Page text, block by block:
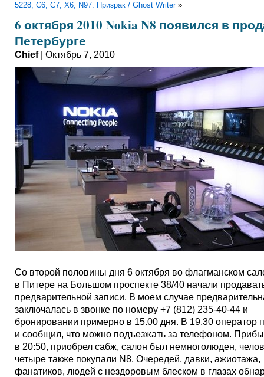
5228, C6, C7, X6, N97: Призрак / Ghost Writer»
6 октября 2010 Nokia N8 появился в
Петербурге
Chief| Октябрь 7, 2010
Со второй половины дня 6 октября во флагманском
в Питере на Большом проспекте 38/40 начали
предварительной записи. В моем случае
заключалась в звонке по номеру +7 (812) 235-40-44 и
бронировании примерно в 15.00 дня. В 19.30 оператор
и сообщил, что можно подъезжать за телефоном.
в 20:50, приобрел сабж, салон был немноголюден,
четыре также покупали N8. Очередей, давки, ажиотажа,
фанатиков, людей с нездоровым блеском в глазах